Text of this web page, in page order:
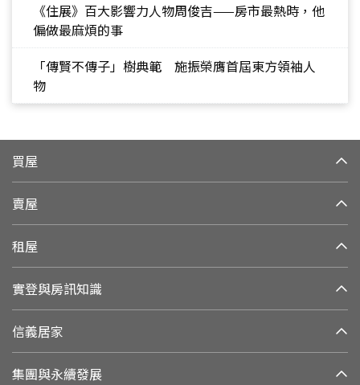
《住展》百大影響力人物周俊吉——房市最熱時，他
偏做最麻煩的事
「傳賢不傳子」樹典範 施振榮膺首屆東方領袖人
物
買屋
賣屋
租屋
實登與房訊知識
信義居家
集團與永續發展